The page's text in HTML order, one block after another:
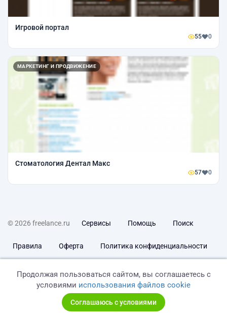
Игровой портал
55 0
МАРКЕТИНГ И ПРОДВИЖЕНИЕ
Стоматология Дентал Макс
57 0
© 2026 freelance.ru Сервисы Помощь Поиск
Правила Оферта Политика конфиденциальности
Продолжая пользоваться сайтом, вы соглашаетесь с
условиями использования файлов cookie
Соглашаюсь с условиями